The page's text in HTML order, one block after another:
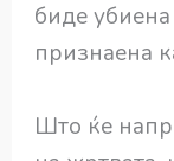
биде
признаена
Што ќе